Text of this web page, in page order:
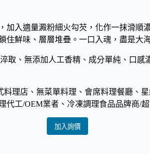
加入適量澱粉細火勾芡，化作一抹滑順
住鮮味、層層堆疊。一口入魂，盡是大
取、無添加人工香精、成分單純、口感
料理店、無菜單料理、會席料理餐廳、
代工/OEM業者、冷凍調理食品品牌商/
加入詢價